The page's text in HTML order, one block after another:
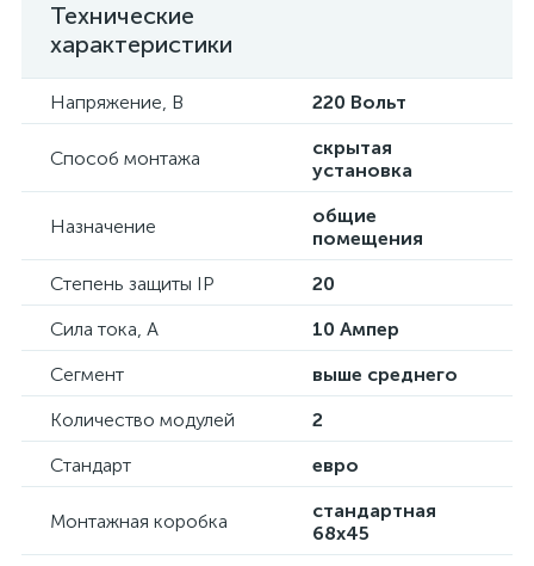
Технические
характеристики
Напряжение, В 220 Вольт
Способ монтажа
скрытая
установка
Назначение
общие
помещения
Степень защиты IP
20
Сила тока, А
10 Ампер
Сегмент
выше среднего
Количество модулей
2
Стандарт
евро
Монтажная коробка
стандартная
68х45